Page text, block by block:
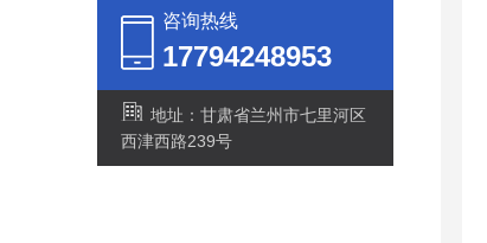
咨询热线
17794248953
地址：甘肃省兰州市七里河区
西津西路239号